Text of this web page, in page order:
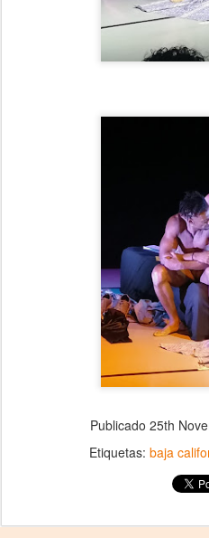
Publicado 25th
Etiquetas: baja